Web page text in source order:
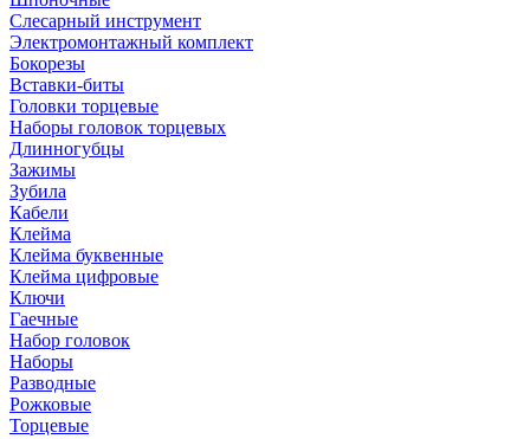
Слесарный инструмент
Электромонтажный комплект
Бокорезы
Вставки-биты
Головки торцевые
Наборы головок торцевых
Длинногубцы
Зажимы
Зубила
Кабели
Клейма
Клейма буквенные
Клейма цифровые
Ключи
Гаечные
Набор головок
Наборы
Разводные
Рожковые
Торцевые